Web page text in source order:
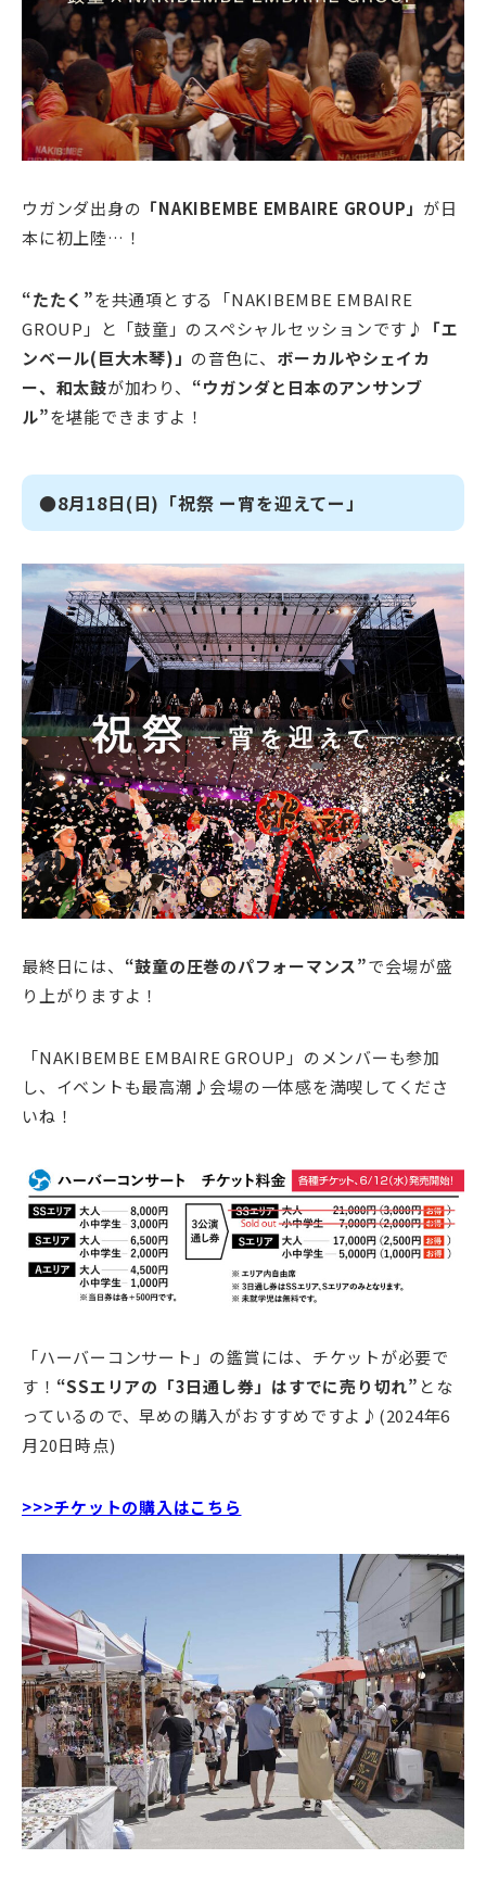
ウガンダ出身の 「NAKIBEMBE EMBAIRE GROUP」 が日
本に初上陸…！
“たたく”を共通項とする「NAKIBEMBE EMBAIRE
GROUP」と「鼓童」のスペシャルセッションです♪
「エ
ンベール(巨大木琴)」 の音色に、 ボーカルやシェイカ
ー、和太鼓が加わり、 “ウガンダと日本のアンサンブ
ル”を堪能できますよ！
●8月18日(日)「祝祭 ー宵を迎えてー」
最終日には、 “鼓童の圧巻のパフォーマンス”で会場が盛
り上がりますよ！
「NAKIBEMBE EMBAIRE GROUP」のメンバーも参加
し、イベントも最高潮♪会場の一体感を満喫してくださ
いね！
「ハーバーコンサート」の鑑賞には、チケットが必要で
す！ “SSエリアの「3日通し券」はすでに売り切れ” とな
っているので、早めの購入がおすすめですよ♪(2024年6
月20日時点)
>>>チケットの購入はこちら